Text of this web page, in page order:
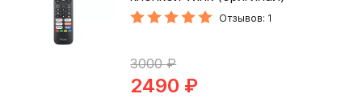
Отзывов: 1
3000 ₽
2490 ₽